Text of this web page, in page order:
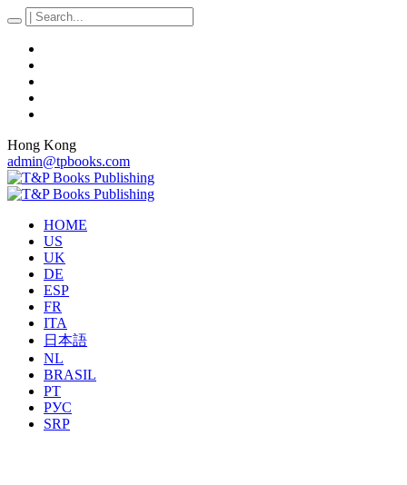
Hong Kong
admin@tpbooks.com
HOME
US
UK
DE
ESP
FR
ITA
日本語
NL
BRASIL
PT
РУС
SRP